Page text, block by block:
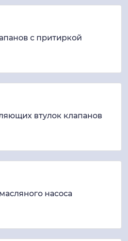
с притиркой
втулок клапанов
насоса